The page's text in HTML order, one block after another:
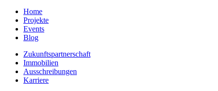
Home
Projekte
Events
Blog
Zukunftspartnerschaft
Immobilien
Ausschreibungen
Karriere